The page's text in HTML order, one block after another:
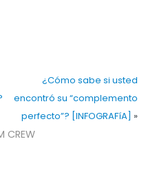
¿Cómo sabe si usted
encontró su “complemento
perfecto”? [INFOGRAFíA] »
CREW